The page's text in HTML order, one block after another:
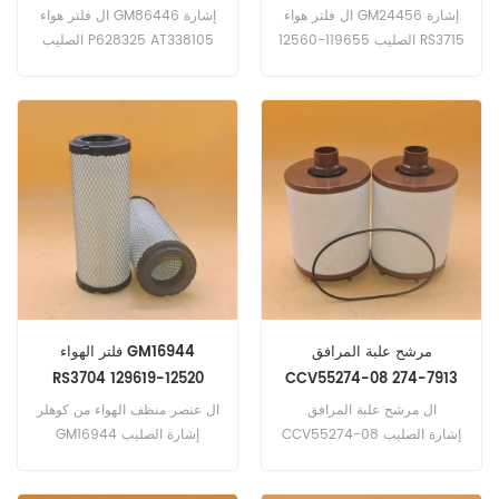
المناسب لعمليات التخليص
الحرجة على المكونات الموجودة
70005008ال فلتر هواء GM86446 إشارة
الصليب P628325 AT338105
ال فلتر هواء GM24456 إشارة
الصليب 119655-12560 RS3715
3TNE74N).
فلتر الهواء GM16944
RS3704 129619-12520
RG60690
ال عنصر منظف الهواء من كوهلر
GM16944 إشارة الصليب
مرشح علبة المرافق
CCV55274-08 274-7913
CV15005 CV55018
SBL88017
ال مرشح علبة المرافق
CCV55274-08 إشارة الصليب